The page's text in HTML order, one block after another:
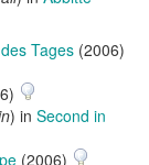
Tages (2006)
) in Second in
(2006)